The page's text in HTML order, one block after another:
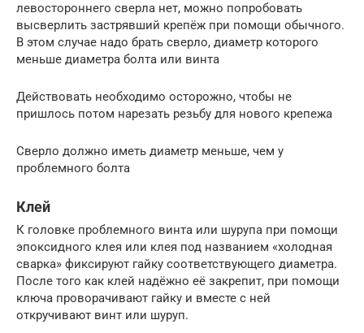
левостороннего сверла нет, можно попробовать
высверлить застрявший крепёж при помощи обычного.
В этом случае надо брать сверло, диаметр которого
меньше диаметра болта или винта
Действовать необходимо осторожно, чтобы не
пришлось потом нарезать резьбу для нового крепежа
Сверло должно иметь диаметр меньше, чем у
проблемного болта
Клей
К головке проблемного винта или шурупа при помощи
эпоксидного клея или клея под названием «холодная
сварка» фиксируют гайку соответствующего диаметра.
После того как клей надёжно её закрепит, при помощи
ключа проворачивают гайку и вместе с ней
откручивают винт или шуруп.